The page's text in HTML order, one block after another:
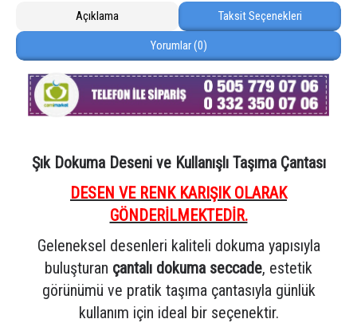
Açıklama Taksit Seçenekleri
Yorumlar (0)
Şık Dokuma Deseni ve Kullanışlı Taşıma Çantası
DESEN VE RENK KARIŞIK OLARAK
GÖNDERİLMEKTEDİR.
Geleneksel desenleri kaliteli dokuma yapısıyla
buluşturan çantalı dokuma seccade, estetik
görünümü ve pratik taşıma çantasıyla günlük
kullanım için ideal bir seçenektir.